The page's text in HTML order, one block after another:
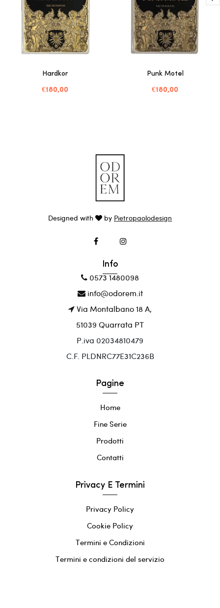
Hardkor
€180,00
Punk Motel
€180,00
Designed with by Pietropaolodesign
Info
0573 1480098
info@odorem.it
Via Montalbano 18 A,
51039 Quarrata PT
P.iva 02034810479
C.F. PLDNRC77E31C236B
Pagine
Home
Fine Serie
Prodotti
Contatti
Privacy E Termini
Privacy Policy
Cookie Policy
Termini e Condizioni
Termini e condizioni del servizio